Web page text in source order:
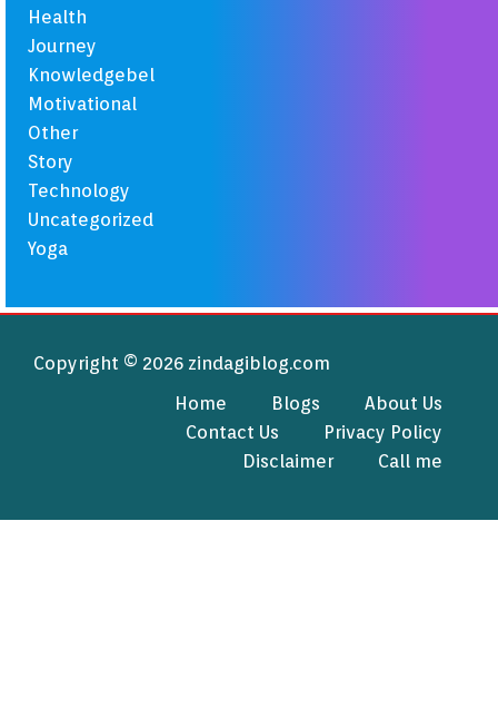
Health
Journey
Knowledgebel
Motivational
Other
Story
Technology
Uncategorized
Yoga
Copyright © 2026 zindagiblog.com
Home
Blogs
About Us
Contact Us
Privacy Policy
Disclaimer
Call me